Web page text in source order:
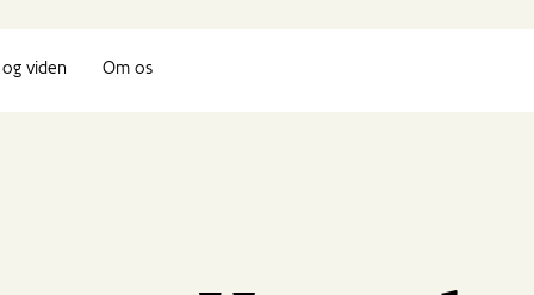
viden Om os